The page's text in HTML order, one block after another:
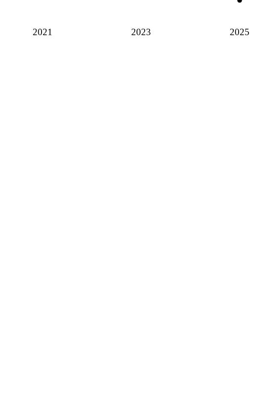
2021 2023 2025